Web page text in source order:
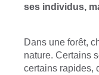
ses individus,
Dans une forêt,
nature. Certains
certains rapides,